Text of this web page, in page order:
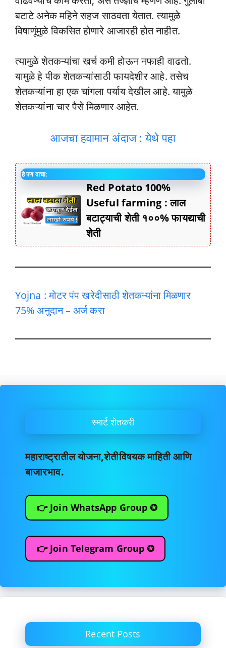
बटाटे अनेक महिने सहज साठवता येतात. त्यामुळे
विषाणूंमुळे विकसित होणारे आजारही होत नाहीत.
त्यामुळे शेतकऱ्यांचा खर्च कमी होऊन नफाही वाढतो.
यामुळे हे पीक शेतकऱ्यांसाठी फायदेशीर आहे. तसेच
शेतकऱ्यांना हा एक चांगला पर्याय देखील आहे. यामुळे
शेतकऱ्यांना चार पैसे मिळणार आहेत.
आजचा हवामान अंदाज : येथे पहा
हे पण वाचा:
Red Potato 100%
Useful farming : लाल
बटाट्याची शेती १००% फायद्याची
शेती
Yojna : मोटर पंप खरेदीसाठी शेतकऱ्यांना मिळणार
75% अनुदान – अर्ज करा
स्मार्ट शेतकरी
महाराष्ट्रातील योजना,शेतीविषयक माहिती आणि
बाजारभाव.
👉 Join WhatsApp Group ✪
👉 Join Telegram Group ✪
Recent Posts